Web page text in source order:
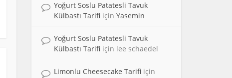
Yoğurt Soslu Patatesli Tavuk
Külbastı Tarifi için Yasemin
Yoğurt Soslu Patatesli Tavuk
Külbastı Tarifi için lee schaedel
Limonlu Cheesecake Tarifi için